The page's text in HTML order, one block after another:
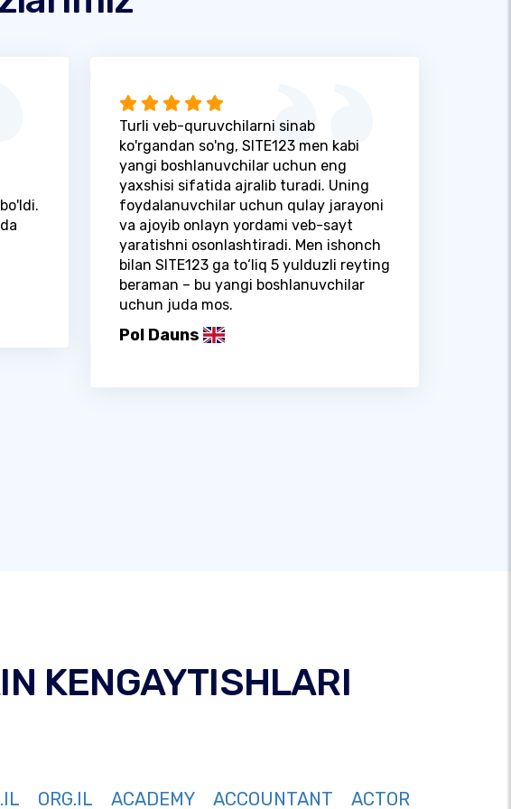
Turli veb-quruvchilarni sinab
ko'rgandan so'ng, SITE123 men kabi
yangi boshlanuvchilar uchun eng
yaxshisi sifatida ajralib turadi. Uning
foydalanuvchilar uchun qulay jarayoni
va ajoyib onlayn yordami veb-sayt
yaratishni osonlashtiradi. Men ishonch
bilan SITE123 ga to‘liq 5 yulduzli reyting
beraman – bu yangi boshlanuvchilar
uchun juda mos.
Pol Dauns
KENGAYTISHLARI
ORG.IL ACADEMY ACCOUNTANT ACTOR